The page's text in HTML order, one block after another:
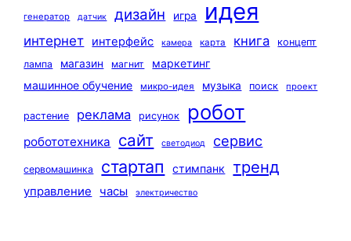
генератор датчик дизайн игра идея
интернет интерфейс камера карта книга
концепт
лампа
магазин магнит
маркетинг
машинное обучение
микро-идея музыка поиск проект
растение реклама рисунок робот
робототехника сайт светодиод сервис
сервомашинка стартап стимпанк тренд
управление часы электричество